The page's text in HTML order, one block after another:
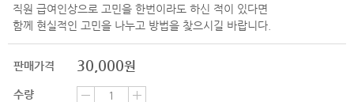
직원 급여인상으로 고민을 한번이라도 하신 적이 있다면
함께 현실적인 고민을 나누고 방법을 찾으시길 바랍니다.
판매가격 30,000원
수량